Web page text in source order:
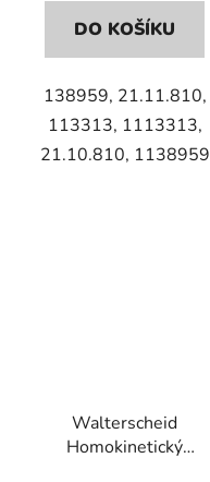
DO KOŠÍKU
138959, 21.11.810,
113313, 1113313,
21.10.810, 1138959
Walterscheid
Homokinetický